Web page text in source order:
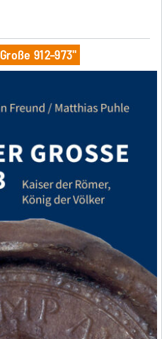
912–973"